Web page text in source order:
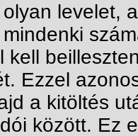
levelet,
kell
Ezzel
a kitöltés
között. Ez